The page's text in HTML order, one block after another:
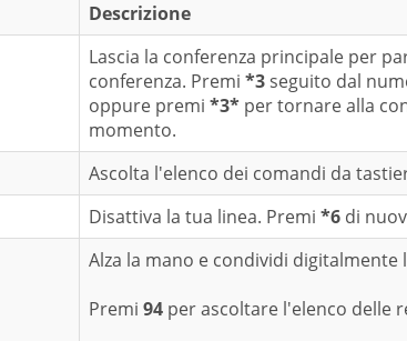
Descrizione
Lascia la conferenza principale per
conferenza. Premi *3seguito dal
oppure premi *3*per tornare alla
momento.
Ascolta l'elenco dei comandi da
Disattiva la tua linea. Premi *6di
Alza la mano e condividi
Premi 94per ascoltare l'elenco delle